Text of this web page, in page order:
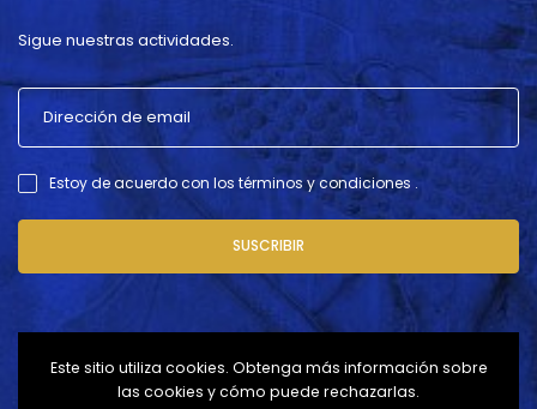
Sigue nuestras actividades.
Estoy de acuerdo con los términos y condiciones .
SUSCRIBIR
Este sitio utiliza cookies. Obtenga más información sobre
las cookies y cómo puede rechazarlas.